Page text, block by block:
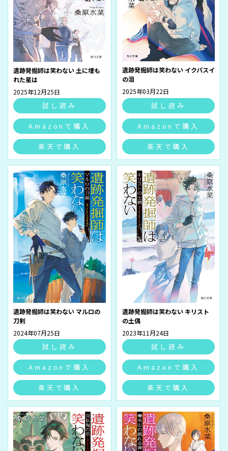
遺跡発掘師は笑わない 土に埋も
れた星は
2025年12月25日
試し読み
Amazonで購入
楽天で購入
遺跡発掘師は笑わない イクパスイ
の泪
2025年03月22日
試し読み
Amazonで購入
楽天で購入
遺跡発掘師は笑わない マルロの
刀剣
2024年07月25日
試し読み
Amazonで購入
楽天で購入
遺跡発掘師は笑わない キリスト
の土偶
2023年11月24日
試し読み
Amazonで購入
楽天で購入